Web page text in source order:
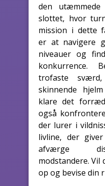
den
slottet, hvor
mission i dette
er at navigere
niveauer og
konkurrence.
trofaste
skinnende
klare det
også
der lurer i
livline, der
afværge
modstandere.
op og bevise din